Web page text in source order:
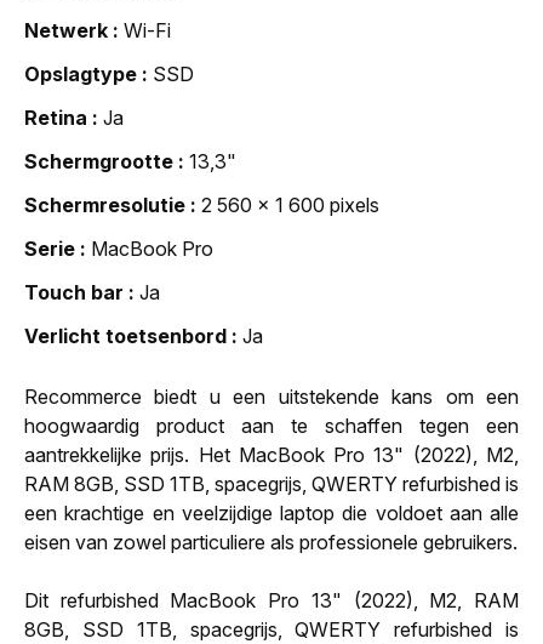
Netwerk
Wi-Fi
Opslagtype
SSD
Retina
Ja
Schermgrootte
13,3"
Schermresolutie
2 560 x 1 600 pixels
Serie
MacBook Pro
Touch bar
Ja
Verlicht toetsenbord
Ja
Recommerce biedt u een uitstekende kans om een
hoogwaardig product aan te schaffen tegen een
aantrekkelijke prijs. Het MacBook Pro 13" (2022), M2,
RAM 8GB, SSD 1TB, spacegrijs, QWERTY refurbished is
een krachtige en veelzijdige laptop die voldoet aan alle
eisen van zowel particuliere als professionele gebruikers.
Dit refurbished MacBook Pro 13" (2022), M2, RAM
8GB, SSD 1TB, spacegrijs, QWERTY refurbished is